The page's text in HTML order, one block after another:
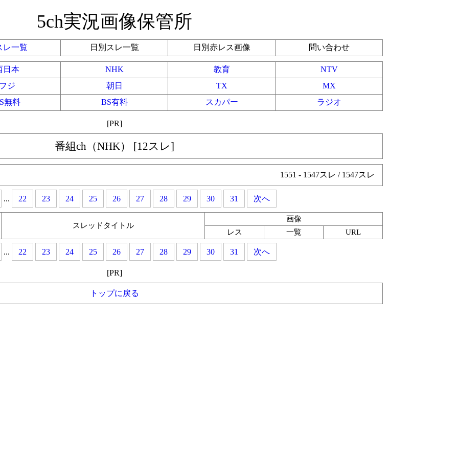
5ch実況画像保管所
レ一覧 日別スレ一覧 日別赤レス画像 問い合わせ
日本 NHK 教育
NTV
ジ
朝日 TX
MX
無料
BS有料 スカパー ラジオ
[PR]
番組ch（NHK） [12スレ]
1551 - 1547スレ / 1547スレ
... 22 23 24 25 26 27 28 29 30 31 次へ
スレッドタイトル
画像
レス
一覧 URL
... 22 23 24 25 26 27 28 29 30 31 次へ
[PR]
トップに戻る